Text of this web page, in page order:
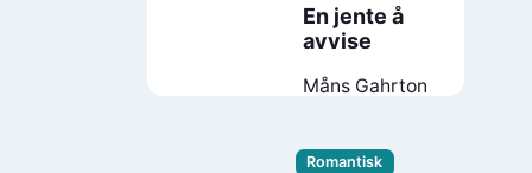
En jente å
avvise
Måns Gahrton
Romantisk